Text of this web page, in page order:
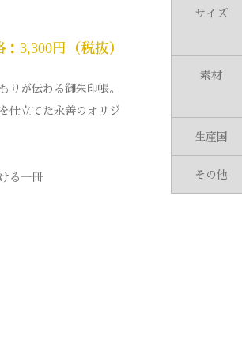
3,300円（税抜）
りが伝わる御朱印帳。
仕立てた永善のオリジ
る一冊
サイズ
素材
生産国
その他